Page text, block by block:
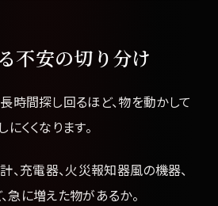
不安の切り分け
時間探し回るほど、物を動かして
くくなります。
、充電器、火災報知器風の機器、
急に増えた物があるか。